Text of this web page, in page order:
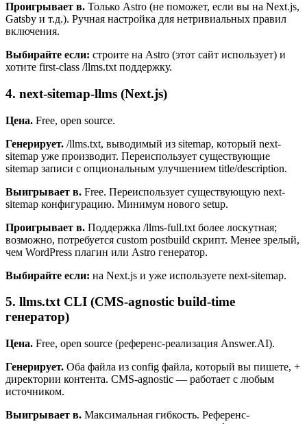
Проигрывает в. Только Astro (не поможет, если вы на Next.js,
Gatsby и т.д.). Ручная настройка для нетривиальных правил
включения.
Выбирайте если: строите на Astro (этот сайт использует) и
хотите first-class /llms.txt поддержку.
4. next-sitemap-llms (Next.js)
Цена. Free, open source.
Генерирует. /llms.txt, выводимый из sitemap, который next-
sitemap уже производит. Переиспользует существующие
sitemap записи с опциональным улучшением title/description.
Выигрывает в. Free. Переиспользует существующую next-
sitemap конфигурацию. Минимум нового setup.
Проигрывает в. Поддержка /llms-full.txt более лоскутная;
возможно, потребуется custom postbuild скрипт. Менее зрелый,
чем WordPress плагин или Astro генератор.
Выбирайте если: на Next.js и уже используете next-sitemap.
5. llms.txt CLI (CMS-agnostic build-time
генератор)
Цена. Free, open source (референс-реализация Answer.AI).
Генерирует. Оба файла из config файла, который вы пишете, +
директории контента. CMS-agnostic — работает с любым
источником.
Выигрывает в. Максимальная гибкость. Референс-